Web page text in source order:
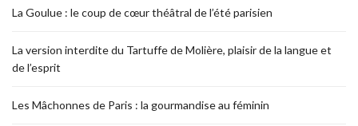
La Goulue : le coup de cœur théâtral de l’été parisien
La version interdite du Tartuffe de Molière, plaisir de la langue et
de l’esprit
Les Mâchonnes de Paris : la gourmandise au féminin